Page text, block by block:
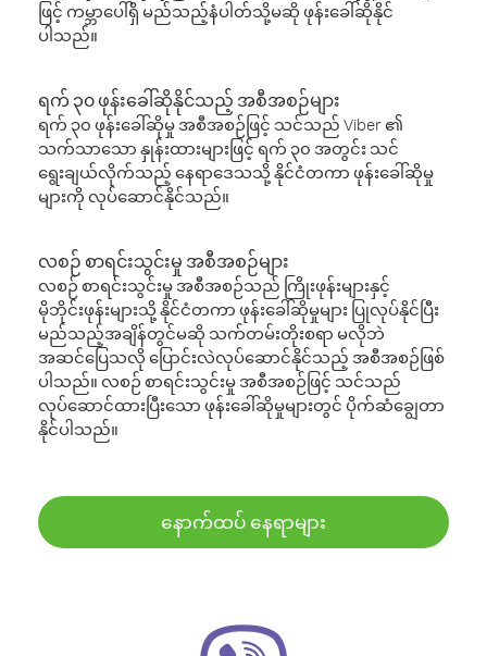
ဖြင့် ကမ္ဘာပေါ်ရှိ မည်သည့်နံပါတ်သို့မဆို ဖုန်းခေါ်ဆိုနိုင်
ပါသည်။
ရက် ၃၀ ဖုန်းခေါ်ဆိုနိုင်သည့် အစီအစဉ်များ
ရက် ၃၀ ဖုန်းခေါ်ဆိုမှု အစီအစဉ်ဖြင့် သင်သည် Viber ၏
သက်သာသော နှုန်းထားများဖြင့် ရက် ၃၀ အတွင်း သင်
ရွေးချယ်လိုက်သည့် နေရာဒေသသို့ နိုင်ငံတကာ ဖုန်းခေါ်ဆိုမှု
များကို လုပ်ဆောင်နိုင်သည်။
လစဉ် စာရင်းသွင်းမှု အစီအစဉ်များ
လစဉ် စာရင်းသွင်းမှု အစီအစဉ်သည် ကြိုးဖုန်းများနှင့်
မိုဘိုင်းဖုန်းများသို့ နိုင်ငံတကာ ဖုန်းခေါ်ဆိုမှုများ ပြုလုပ်နိုင်ပြီး
မည်သည့်အချိန်တွင်မဆို သက်တမ်းတိုးစရာ မလိုဘဲ
အဆင်ပြေသလို ပြောင်းလဲလုပ်ဆောင်နိုင်သည့် အစီအစဉ်ဖြစ်
ပါသည်။ လစဉ် စာရင်းသွင်းမှု အစီအစဉ်ဖြင့် သင်သည်
လုပ်ဆောင်ထားပြီးသော ဖုန်းခေါ်ဆိုမှုများတွင် ပိုက်ဆံချွေတာ
နိုင်ပါသည်။
နောက်ထပ် နေရာများ